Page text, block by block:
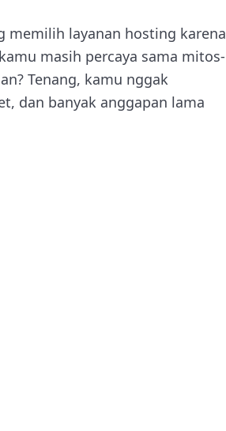
memilih layanan hosting karena
masih percaya sama mitos-
Tenang, kamu nggak
dan banyak anggapan lama